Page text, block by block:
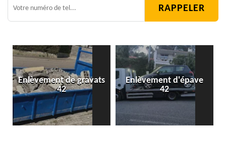
Enlèvement de gravats
42
Enlèvement d'épave
42